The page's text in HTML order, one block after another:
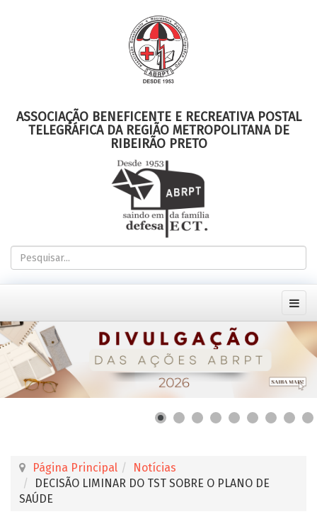
ASSOCIAÇÃO BENEFICENTE E RECREATIVA POSTAL
TELEGRÁFICA DA REGIÃO METROPOLITANA DE
RIBEIRÃO PRETO
Página Principal
Notícias
DECISÃO LIMINAR DO TST SOBRE O PLANO DE
SAÚDE